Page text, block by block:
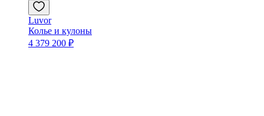
Luvor
Колье и кулоны
4 379 200 ₽